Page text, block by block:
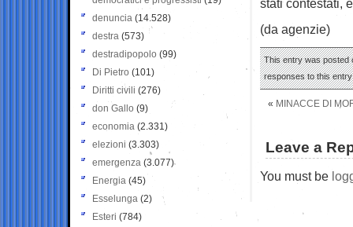
stati contestati,
(da agenzie)
This entry was posted
responses to this
« MINACCE DI
Leave a
You must be
denuncia (14.528)
destra (573)
destradipopolo (99)
Di Pietro (101)
Diritti civili (276)
don Gallo (9)
economia (2.331)
elezioni (3.303)
emergenza (3.077)
Energia (45)
Esselunga (2)
Esteri (784)